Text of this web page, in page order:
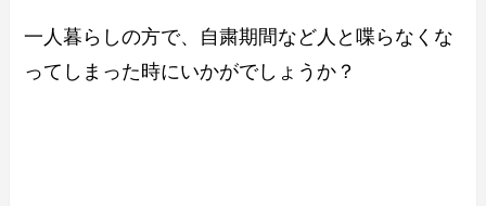
一人暮らしの方で、自粛期間など人と喋らなくな
ってしまった時にいかがでしょうか？